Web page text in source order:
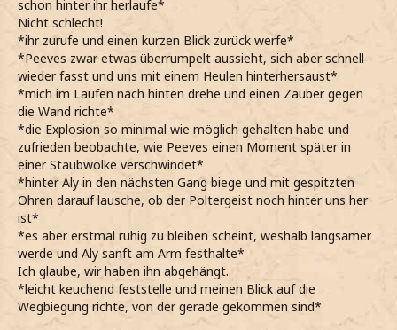
schon hinter ihr herlaufe*
Nicht schlecht!
*ihr zurufe und einen kurzen Blick zurück werfe*
*Peeves zwar etwas überrumpelt aussieht, sich aber schnell
wieder fasst und uns mit einem Heulen hinterhersaust*
*mich im Laufen nach hinten drehe und einen Zauber gegen
die Wand richte*
*die Explosion so minimal wie möglich gehalten habe und
zufrieden beobachte, wie Peeves einen Moment später in
einer Staubwolke verschwindet*
*hinter Aly in den nächsten Gang biege und mit gespitzten
Ohren darauf lausche, ob der Poltergeist noch hinter uns her
ist*
*es aber erstmal ruhig zu bleiben scheint, weshalb langsamer
werde und Aly sanft am Arm festhalte*
Ich glaube, wir haben ihn abgehängt.
*leicht keuchend feststelle und meinen Blick auf die
Wegbiegung richte, von der gerade gekommen sind*